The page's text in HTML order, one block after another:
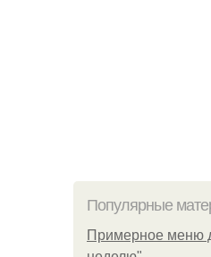
Популярные
Примерное меню